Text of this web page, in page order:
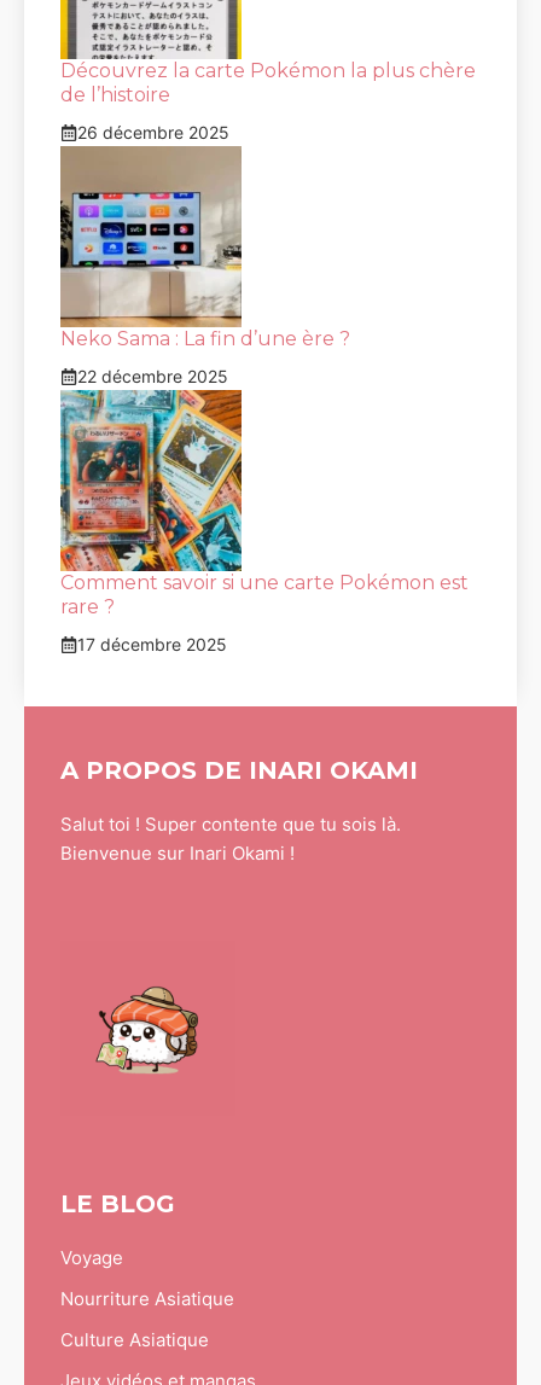
Découvrez la carte Pokémon la plus chère
de l’histoire
26 décembre 2025
Neko Sama : La fin d’une ère ?
22 décembre 2025
Comment savoir si une carte Pokémon est
rare ?
17 décembre 2025
A PROPOS DE INARI OKAMI
Salut toi ! Super contente que tu sois là.
Bienvenue sur Inari Okami !
LE BLOG
Voyage
Nourriture Asiatique
Culture Asiatique